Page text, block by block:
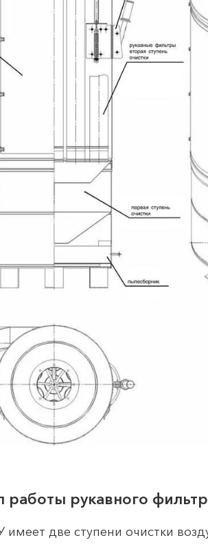
работы рукавного
имеет две ступени очистки